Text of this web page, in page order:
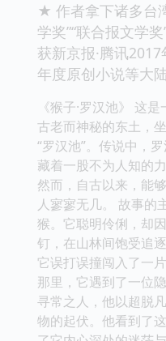
★ 作者拿下诸多台
学奖”“联合报文学
获新京报·腾讯
年度原创小说等大陆
《猴子·罗汉池》 这
古老而神秘的东土，
“罗汉池”。传说中，
藏着一股不为人知的
然而，自古以来，能
人寥寥无几。 故事的
猴。它聪明伶俐，却
钉，在山林间饱受追
它误打误撞闯入了一
那里，它遇到了一位
寻常之人，他以超脱
物的起伏。他看到了